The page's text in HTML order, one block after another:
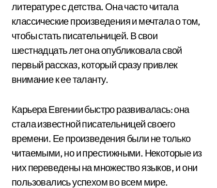
литературе с детства. Она часто читала
классические произведения и мечтала о том,
чтобы стать писательницей. В свои
шестнадцать лет она опубликовала свой
первый рассказ, который сразу привлек
внимание к ее таланту.
Карьера Евгении быстро развивалась: она
стала известной писательницей своего
времени. Ее произведения были не только
читаемыми, но и престижными. Некоторые из
них переведены на множество языков, и они
пользовались успехом во всем мире.